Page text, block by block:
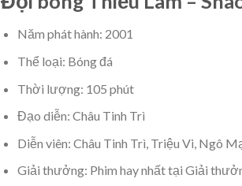
Năm phát hành: 2001
Thể loại: Bóng đá
Thời lượng: 105 phút
Đạo diễn: Châu Tinh Trì
Diễn viên: Châu Tinh Trì, Triệu Vi, Ngô
Giải thưởng: Phim hay nhất tại Giải